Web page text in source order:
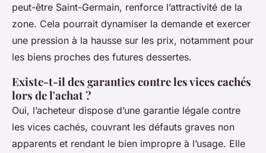
peut-être Saint-Germain, renforce l’attractivité de la
zone. Cela pourrait dynamiser la demande et exercer
une pression à la hausse sur les prix, notamment pour
les biens proches des futures dessertes.
Existe-t-il des garanties contre les vices cachés
lors de l'achat ?
Oui, l’acheteur dispose d’une garantie légale contre
les vices cachés, couvrant les défauts graves non
apparents et rendant le bien impropre à l’usage. Elle